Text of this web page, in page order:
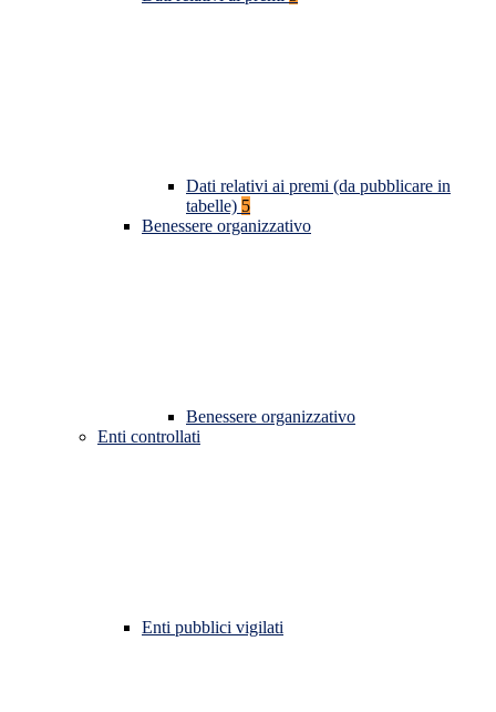
Dati relativi ai premi (da pubblicare in
tabelle) 5
Benessere organizzativo
Benessere organizzativo
Enti controllati
Enti pubblici vigilati